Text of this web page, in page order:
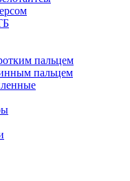
пальцем
пальцем